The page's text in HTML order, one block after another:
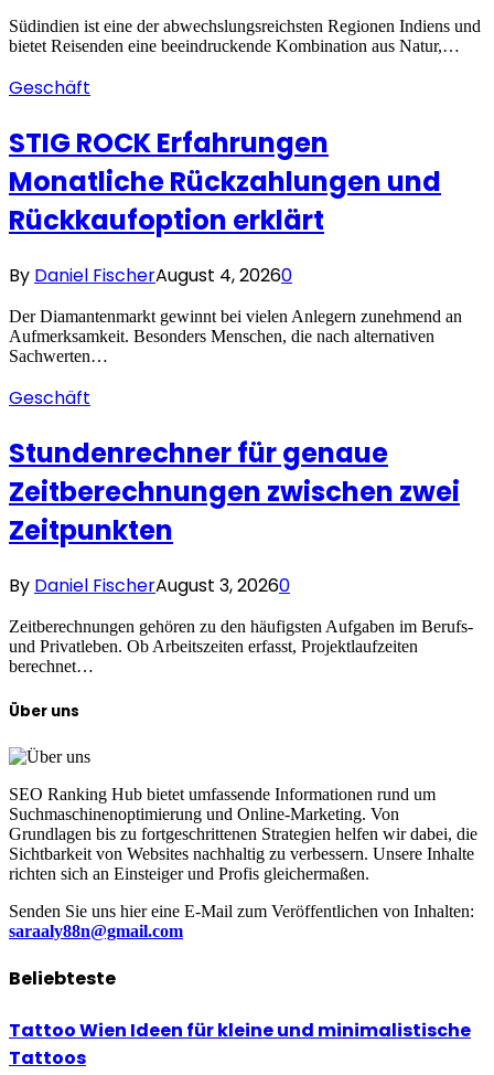
Südindien ist eine der abwechslungsreichsten Regionen Indiens und
bietet Reisenden eine beeindruckende Kombination aus Natur,…
Geschäft
STIG ROCK Erfahrungen
Monatliche Rückzahlungen und
Rückkaufoption erklärt
By Daniel FischerAugust 4, 20260
Der Diamantenmarkt gewinnt bei vielen Anlegern zunehmend an
Aufmerksamkeit. Besonders Menschen, die nach alternativen
Sachwerten…
Geschäft
Stundenrechner für genaue
Zeitberechnungen zwischen zwei
Zeitpunkten
By Daniel FischerAugust 3, 20260
Zeitberechnungen gehören zu den häufigsten Aufgaben im Berufs-
und Privatleben. Ob Arbeitszeiten erfasst, Projektlaufzeiten
berechnet…
Über uns
SEO Ranking Hub bietet umfassende Informationen rund um
Suchmaschinenoptimierung und Online-Marketing. Von
Grundlagen bis zu fortgeschrittenen Strategien helfen wir dabei, die
Sichtbarkeit von Websites nachhaltig zu verbessern. Unsere Inhalte
richten sich an Einsteiger und Profis gleichermaßen.
Senden Sie uns hier eine E-Mail zum Veröffentlichen von Inhalten:
saraaly88n@gmail.com
Beliebteste
Tattoo Wien Ideen für kleine und minimalistische
Tattoos